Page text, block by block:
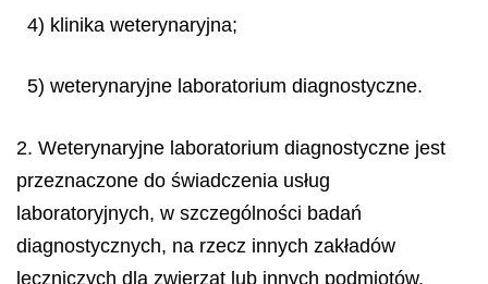
4) klinika weterynaryjna;
5) weterynaryjne laboratorium diagnostyczne.
2. Weterynaryjne laboratorium diagnostyczne jest
przeznaczone do świadczenia usług
laboratoryjnych, w szczególności badań
diagnostycznych, na rzecz innych zakładów
leczniczych dla zwierząt lub innych podmiotów.